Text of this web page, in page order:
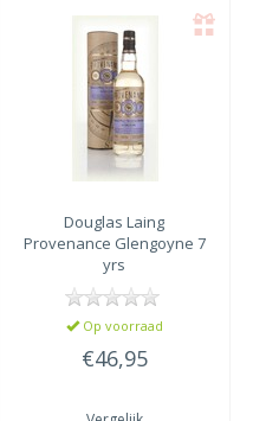
Douglas Laing
Provenance Glengoyne 7
yrs
Op voorraad
€46,95